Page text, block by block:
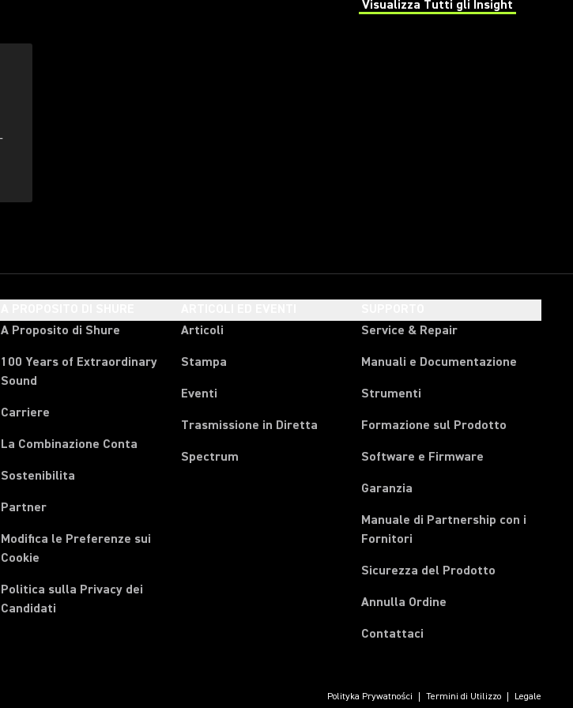
Visualizza Tutti gli Insight
(Opens in a new tab)
A Proposito di Shure
100 Years of Extraordinary
Sound
Carriere
La Combinazione Conta
Sostenibilita
Partner
Modifica le Preferenze sui
Cookie
Politica sulla Privacy dei
Candidati
Articoli
Stampa
Eventi
Trasmissione in Diretta
Spectrum
Service & Repair
Manuali e Documentazione
Strumenti
Formazione sul Prodotto
Software e Firmware
Garanzia
Manuale di Partnership con i
Fornitori
Sicurezza del Prodotto
Annulla Ordine
Contattaci
Polityka Prywatności Termini di Utilizzo Legale